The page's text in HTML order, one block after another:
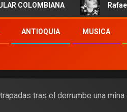
Rafaella
ANTIOQUIA MUSICA
tras el derrumbe una